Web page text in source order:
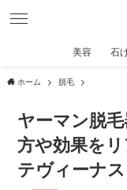
美容 石
ホーム 脱毛
ヤーマン脱
方や効果を
テヴィーナス